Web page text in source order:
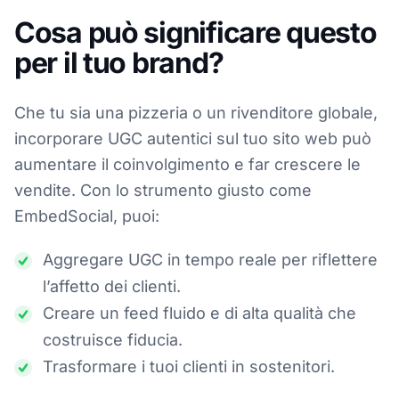
Cosa può significare questo
per il tuo brand?
Che tu sia una pizzeria o un rivenditore globale,
incorporare UGC autentici sul tuo sito web può
aumentare il coinvolgimento e far crescere le
vendite. Con lo strumento giusto come
EmbedSocial, puoi:
Aggregare UGC in tempo reale per riflettere
l’affetto dei clienti.
Creare un feed fluido e di alta qualità che
costruisce fiducia.
Trasformare i tuoi clienti in sostenitori.